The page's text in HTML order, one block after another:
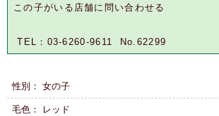
この子がいる店舗に問い合わせる
TEL：03-6260-9611 No.62299
性別： 女の子
毛色： レッド